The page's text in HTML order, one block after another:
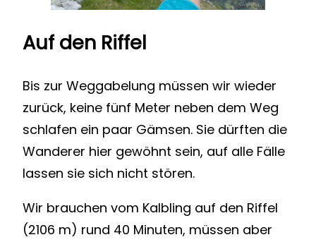
Auf den Riffel
Bis zur Weggabelung müssen wir wieder
zurück, keine fünf Meter neben dem Weg
schlafen ein paar Gämsen. Sie dürften die
Wanderer hier gewöhnt sein, auf alle Fälle
lassen sie sich nicht stören.
Wir brauchen vom Kalbling auf den Riffel
(2106 m) rund 40 Minuten, müssen aber